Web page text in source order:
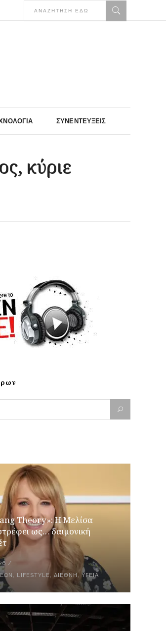
ΣΥΝΕΝΤΕΎΞΕΙΣ
κύριε
Theory»: Η Μελίσα
ως… δαιμονική
, LIFESTYLE,ΔΙΕΘΝΉ ,ΥΓΕΊΑ